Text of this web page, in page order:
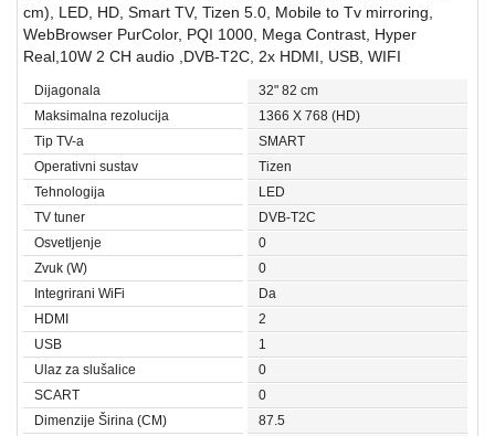
cm), LED, HD, Smart TV, Tizen 5.0, Mobile to Tv mirroring,
WebBrowser PurColor, PQI 1000, Mega Contrast, Hyper
Real,10W 2 CH audio ,DVB-T2C, 2x HDMI, USB, WIFI
Dijagonala
32" 82 cm
Maksimalna rezolucija
1366 X 768 (HD)
Tip TV-a
SMART
Operativni sustav
Tizen
Tehnologija
LED
TV tuner
DVB-T2C
Osvetljenje
0
Zvuk (W)
0
Integrirani WiFi
Da
HDMI
2
USB
1
Ulaz za slušalice
0
SCART
0
Dimenzije Širina (CM)
87.5